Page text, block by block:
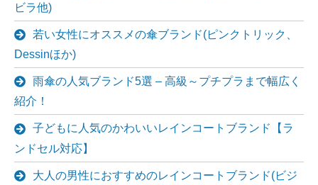
ビラ他)
若い女性にオススメの傘ブランド(ピンクトリック、
Dessinほか)
雨傘の人気ブランド5選 – 高級～プチプラまで幅広く
紹介！
子どもに人気のかわいいレインコートブランド【ラ
ンドセル対応】
大人の男性におすすめのレインコートブランド(ビジ